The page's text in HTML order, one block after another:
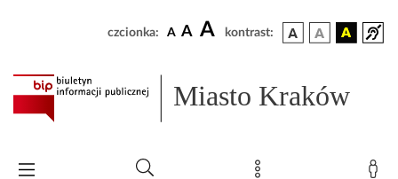
czcionka: A A A kontrast:
Miasto Kraków